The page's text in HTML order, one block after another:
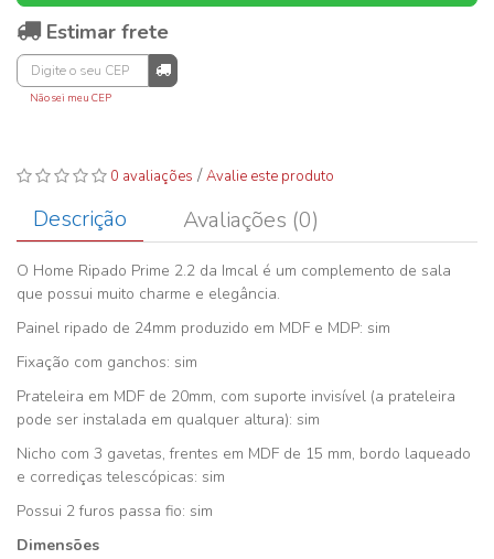
Estimar frete
Não sei meu CEP
0 avaliações /Avalie este produto
Descrição Avaliações (0)
O Home Ripado Prime 2.2 da Imcal é um complemento de sala
que possui muito charme e elegância.
Painel ripado de 24mm produzido em MDF e MDP: sim
Fixação com ganchos: sim
Prateleira em MDF de 20mm, com suporte invisível (a prateleira
pode ser instalada em qualquer altura): sim
Nicho com 3 gavetas, frentes em MDF de 15 mm, bordo laqueado
e corrediças telescópicas: sim
Possui 2 furos passa fio: sim
Dimensões